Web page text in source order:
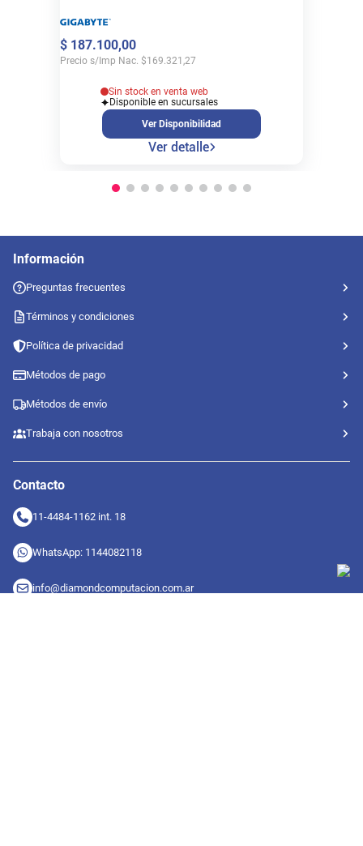
$ 187.100,00
Precio s/Imp Nac. $169.321,27
Sin stock en venta web
Disponible en sucursales
Ver Disponibilidad
Ver detalle
Información
Preguntas frecuentes
Términos y condiciones
Política de privacidad
Métodos de pago
Métodos de envío
Trabaja con nosotros
Contacto
11-4484-1162 int. 18
WhatsApp: 1144082118
info@diamondcomputacion.com.ar